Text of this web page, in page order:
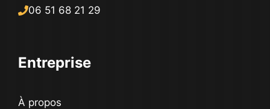
06 51 68 21 29
Entreprise
À propos